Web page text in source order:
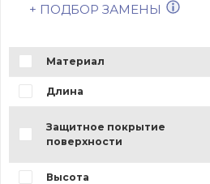
+ ПОДБОР ЗАМЕНЫ
Материал
Длина
Защитное покрытие
поверхности
Высота